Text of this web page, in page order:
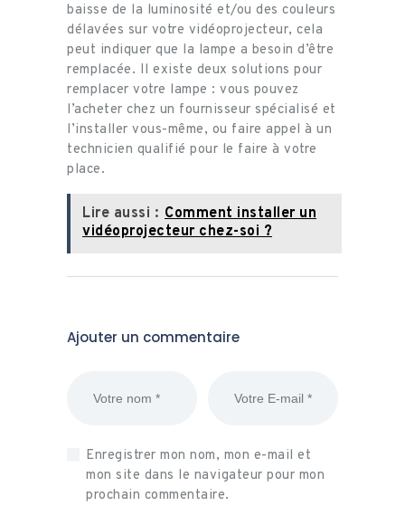
baisse de la luminosité et/ou des couleurs
délavées sur votre vidéoprojecteur, cela
peut indiquer que la lampe a besoin d’être
remplacée. Il existe deux solutions pour
remplacer votre lampe : vous pouvez
l’acheter chez un fournisseur spécialisé et
l’installer vous-même, ou faire appel à un
technicien qualifié pour le faire à votre
place.
Lire aussi : Comment installer un
vidéoprojecteur chez-soi ?
Ajouter un commentaire
Enregistrer mon nom, mon e-mail et
mon site dans le navigateur pour mon
prochain commentaire.